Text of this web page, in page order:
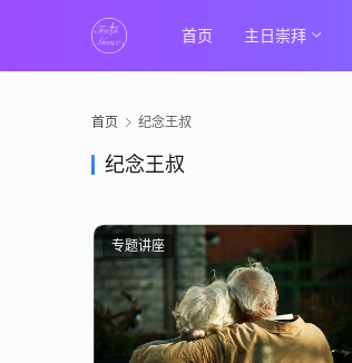
首页 主日崇拜
首页 纪念王叔
纪念王叔
专题讲座